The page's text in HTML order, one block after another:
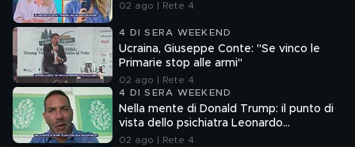
02 ago | Rete 4
4 DI SERA WEEKEND
Ucraina, Giuseppe Conte: "Se vinco le
Primarie stop alle armi"
02 ago | Rete 4
4 DI SERA WEEKEND
Nella mente di Donald Trump: il punto di
vista dello psichiatra Leonardo
Mendolicchio
02 ago | Rete 4